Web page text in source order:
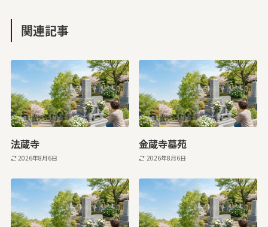
関連記事
法蔵寺
2026年8月6日
金蔵寺墓苑
2026年8月6日